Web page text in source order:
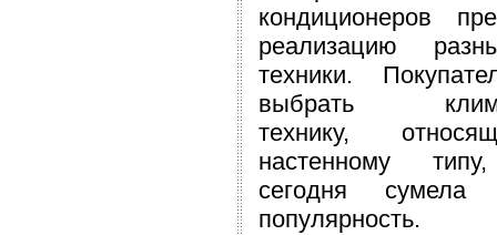
кондиционеров
реализацию
техники.
выбрать
технику,
настенному
сегодня сумела
популярность.